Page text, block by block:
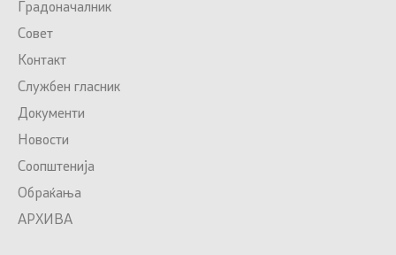
Градоначалник
Совет
Контакт
Службен гласник
Документи
Новости
Соопштенија
Обраќања
АРХИВА